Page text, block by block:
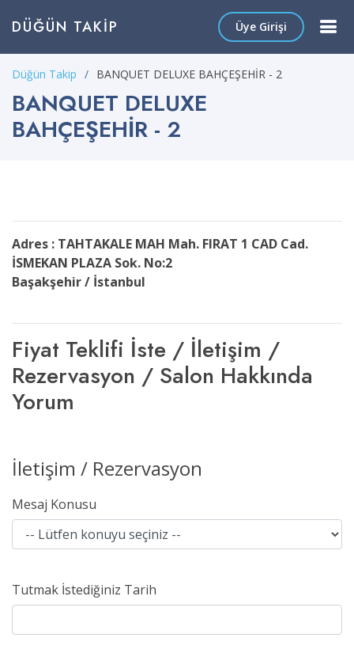
DÜĞÜN TAKIP Üye Girişi
Düğün Takip BANQUET DELUXE BAHÇEŞEHİR - 2
BANQUET DELUXE
BAHÇEŞEHİR - 2
Adres : TAHTAKALE MAH Mah. FIRAT 1 CAD Cad.
İSMEKAN PLAZA Sok. No:2
Başakşehir / İstanbul
Fiyat Teklifi İste / İletişim /
Rezervasyon / Salon Hakkında
Yorum
İletişim / Rezervasyon
Mesaj Konusu
Tutmak İstediğiniz Tarih